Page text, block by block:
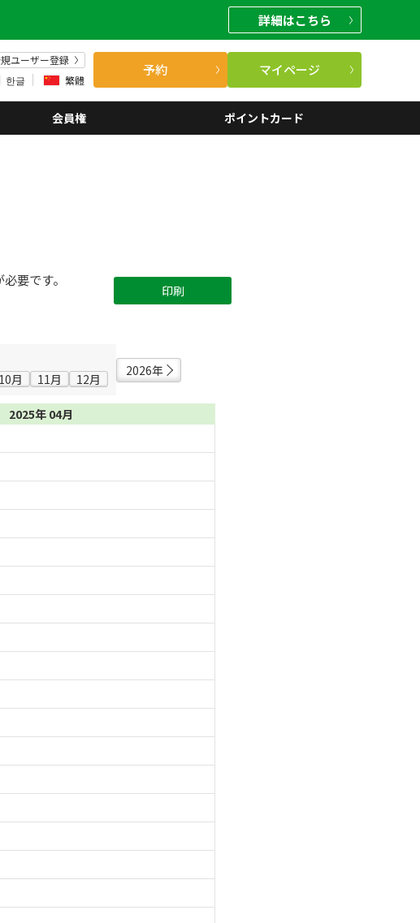
詳細はこちら
ユーザー登録
한글 繁體
予約 マイページ
会員権 ポイントカード
必要です。
印刷
10月 11月 12月
2026年
2025年 04月